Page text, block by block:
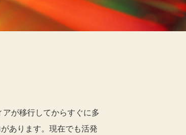
が移行してからすぐに多
があります。現在でも活発